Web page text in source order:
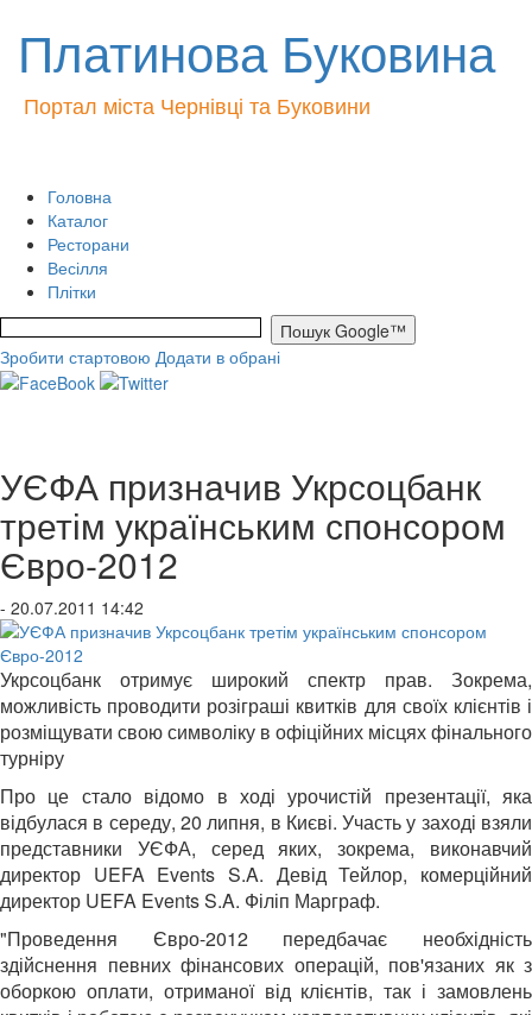
Платинова Буковина
Портал міста Чернівці та Буковини
Головна
Каталог
Ресторани
Весілля
Плітки
Зробити стартовою Додати в обрані
УЄФА призначив Укрсоцбанк
третім українським спонсором
Євро-2012
- 20.07.2011 14:42
Укрсоцбанк отримує широкий спектр прав. Зокрема,
можливість проводити розіграші квитків для своїх клієнтів і
розміщувати свою символіку в офіційних місцях фінального
турніру
Про це стало відомо в ході урочистій презентації, яка
відбулася в середу, 20 липня, в Києві. Участь у заході взяли
представники УЄФА, серед яких, зокрема, виконавчий
директор UEFA Events S.A. Девід Тейлор, комерційний
директор UEFA Events S.A. Філіп Марграф.
"Проведення Євро-2012 передбачає необхідність
здійснення певних фінансових операцій, пов'язаних як з
оборкою оплати, отриманої від клієнтів, так і замовлень